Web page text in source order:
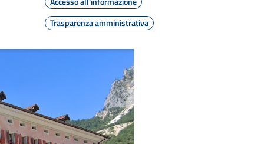
Trasparenza amministrativa